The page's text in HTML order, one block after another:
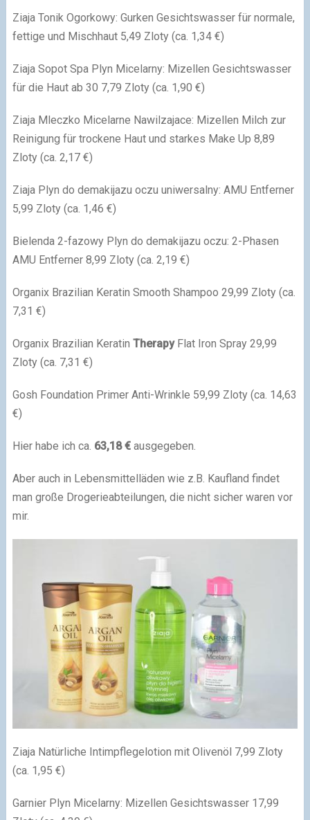
Ziaja Tonik Ogorkowy: Gurken Gesichtswasser für normale,
fettige und Mischhaut 5,49 Zloty (ca. 1,34 €)
Ziaja Sopot Spa Plyn Micelarny: Mizellen Gesichtswasser
für die Haut ab 30 7,79 Zloty (ca. 1,90 €)
Ziaja Mleczko Micelarne Nawilzajace: Mizellen Milch zur
Reinigung für trockene Haut und starkes Make Up 8,89
Zloty (ca. 2,17 €)
Ziaja Plyn do demakijazu oczu uniwersalny: AMU Entferner
5,99 Zloty (ca. 1,46 €)
Bielenda 2-fazowy Plyn do demakijazu oczu: 2-Phasen
AMU Entferner 8,99 Zloty (ca. 2,19 €)
Organix Brazilian Keratin Smooth Shampoo 29,99 Zloty (ca.
7,31 €)
Organix Brazilian Keratin TherapyFlat Iron Spray 29,99
Zloty (ca. 7,31 €)
Gosh Foundation Primer Anti-Wrinkle 59,99 Zloty (ca. 14,63
€)
Hier habe ich ca. 63,18 €ausgegeben.
Aber auch in Lebensmittelläden wie z.B. Kaufland findet
man große Drogerieabteilungen, die nicht sicher waren vor
mir.
Ziaja Natürliche Intimpflegelotion mit Olivenöl 7,99 Zloty
(ca. 1,95 €)
Garnier Plyn Micelarny: Mizellen Gesichtswasser 17,99